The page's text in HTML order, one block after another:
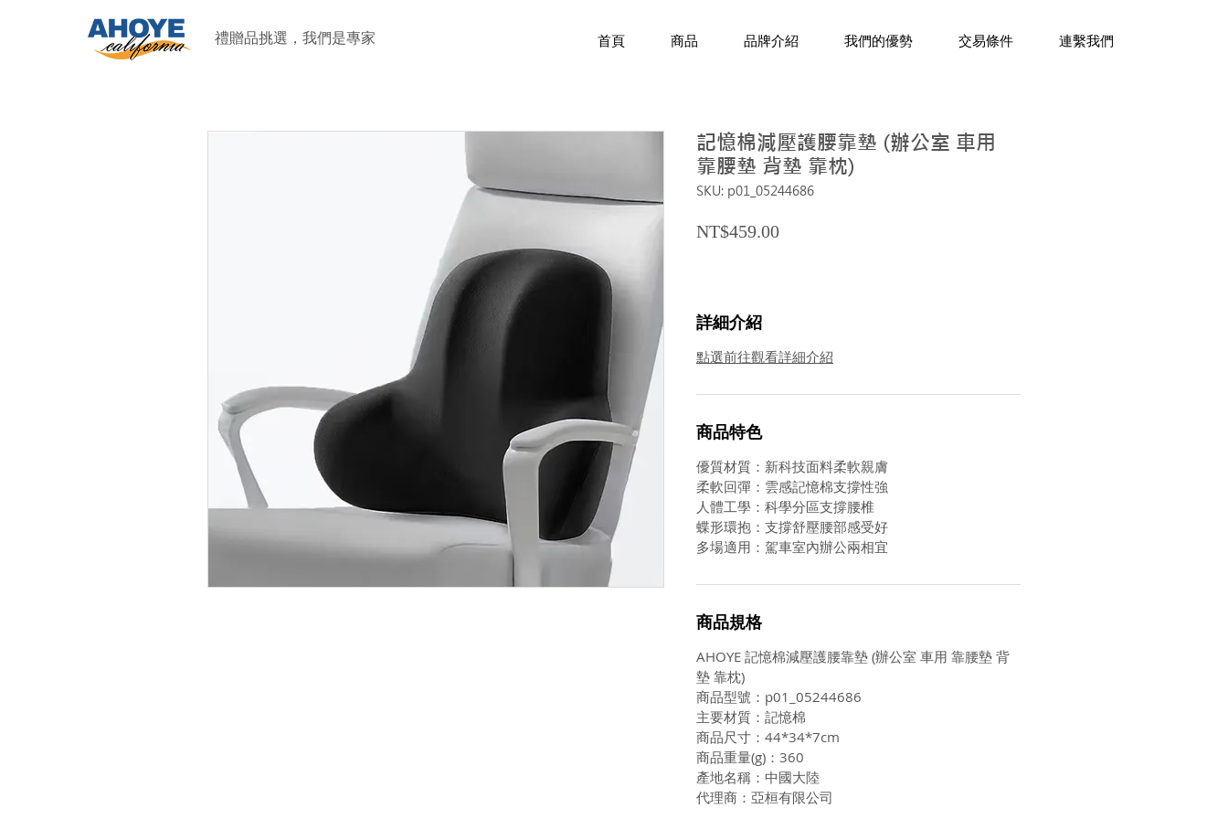
禮贈品挑選，我們是專家 首頁 商品 品牌介紹 我們的優勢 交易條件 連繫我們
記憶棉減壓護腰靠墊 (辦公室 車用
靠腰墊 背墊 靠枕)
SKU: p01_05244686
NT$459.00Price
詳細介紹
點選前往觀看詳細介紹
商品特色
優質材質：新科技面料柔軟親膚
柔軟回彈：雲感記憶棉支撐性強
人體工學：科學分區支撐腰椎
蝶形環抱：支撐舒壓腰部感受好
多場適用：駕車室內辦公兩相宜
商品規格
AHOYE 記憶棉減壓護腰靠墊 (辦公室 車用 靠腰墊 背
墊 靠枕)
商品型號：p01_05244686
主要材質：記憶棉
商品尺寸：44*34*7cm
商品重量(g)：360
產地名稱：中國大陸
代理商：亞桓有限公司